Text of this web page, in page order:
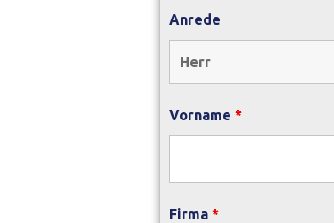
Anrede
Vorname *
Firma *